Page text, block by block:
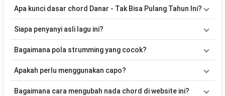
Apa kunci dasar chord Danar - Tak Bisa Pulang Tahun Ini?
C, Am, D, Bm, Em, A, C#m, E. Versi chord ini telah disederhanakan
ingin belajar memainkan lagu ini.
Siapa penyanyi asli lagu ini?
olehDanar. Pada halaman ini tersedia versi chord gitar yang lebih
Bagaimana pola strumming yang cocok?
acuan, kamu dapat menggunakan pola
Apakah perlu menggunakan capo?
Bagaimana cara mengubah nada chord di website ini?